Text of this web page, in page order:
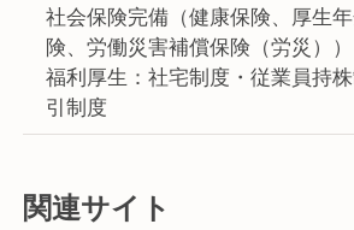
社会保険完備（健康保険、厚生
険、労働災害補償保険（労災））
福利厚生：社宅制度・従業員持
引制度
関連サイト